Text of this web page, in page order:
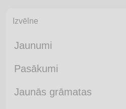
Izvēlne
Jaunumi
Pasākumi
Jaunās grāmatas